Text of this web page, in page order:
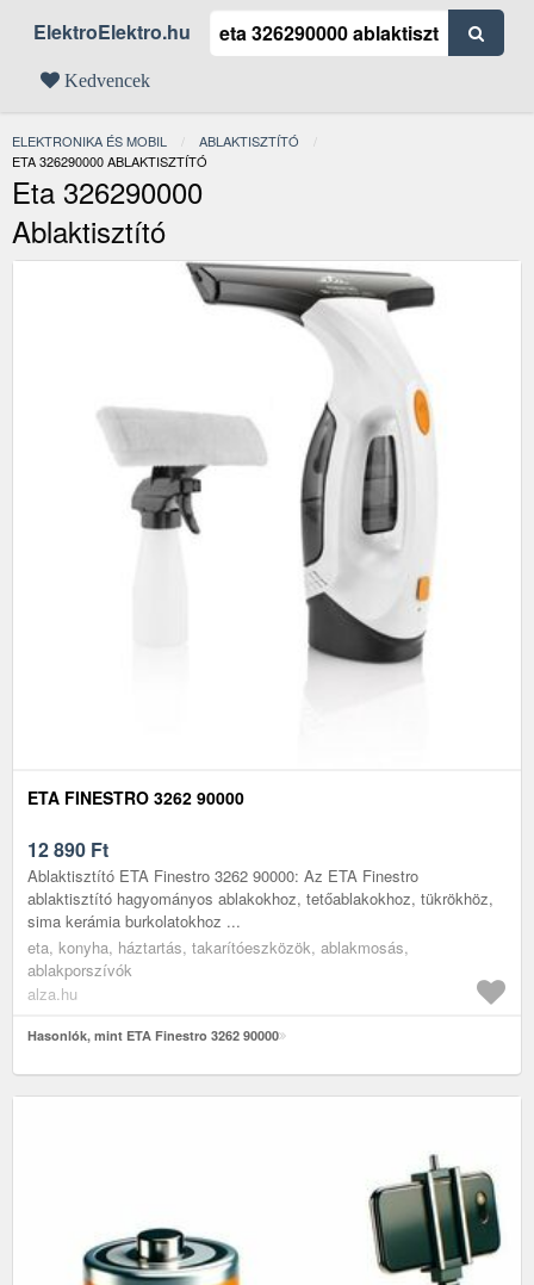
ElektroElektro.hu
Kedvencek
ELEKTRONIKA ÉS MOBIL
ABLAKTISZTÍTÓ
JELENLEGI:
ETA 326290000 ABLAKTISZTÍTÓ
Eta 326290000
Ablaktisztító
ETA FINESTRO 3262 90000
12 890 Ft
Ablaktisztító ETA Finestro 3262 90000: Az ETA Finestro
ablaktisztító hagyományos ablakokhoz, tetőablakokhoz, tükrökhöz,
sima kerámia burkolatokhoz ...
eta, konyha, háztartás, takarítóeszközök, ablakmosás,
ablakporszívók
alza.hu
Hasonlók, mint ETA Finestro 3262 90000